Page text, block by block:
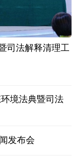
中消协回应
据产权登记
存短缺发生争执
开展情报活动
司法解释清理工
境法典暨司法
发布会